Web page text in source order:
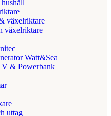
växelriktare
växelriktare
Watt&Sea
V & Powerbank
uttag